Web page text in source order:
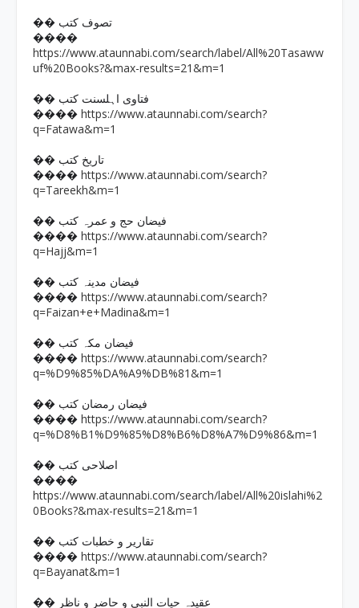
�� تصوف کتب
����
https://www.ataunnabi.com/search/label/All%20Tasaww
uf%20Books?&max-results=21&m=1
�� فتاوی اہلسنت کتب
���� https://www.ataunnabi.com/search?
q=Fatawa&m=1
�� تاریخ کتب
���� https://www.ataunnabi.com/search?
q=Tareekh&m=1
�� فیضان حج و عمرہ کتب
���� https://www.ataunnabi.com/search?
q=Hajj&m=1
�� فیضان مدینہ کتب
���� https://www.ataunnabi.com/search?
q=Faizan+e+Madina&m=1
�� فیضان مکہ کتب
���� https://www.ataunnabi.com/search?
q=%D9%85%DA%A9%DB%81&m=1
�� فیضان رمضان کتب
���� https://www.ataunnabi.com/search?
q=%D8%B1%D9%85%D8%B6%D8%A7%D9%86&m=1
�� اصلاحی کتب
����
https://www.ataunnabi.com/search/label/All%20islahi%2
0Books?&max-results=21&m=1
�� تقاریر و خطبات کتب
���� https://www.ataunnabi.com/search?
q=Bayanat&m=1
�� عقیدہ حیات النبی و حاضر و ناظر